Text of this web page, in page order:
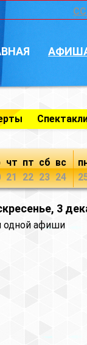
чт
21
пт
22
сб
23
вс
24
3
одной афиши